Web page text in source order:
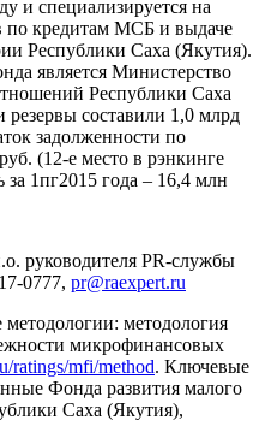
и специализируется на
по кредитам МСБ и выдаче
Республики Саха (Якутия).
является Министерство
Республики Саха
составили 1,0 млрд
задолженности по
(12-е место в рэнкинге
1пг2015 года – 16,4 млн
руководителя PR-службы
0777, pr@raexpert.ru
методология
микрофинансовых
ratings/mfi/method. Ключевые
Фонда развития малого
Саха (Якутия),